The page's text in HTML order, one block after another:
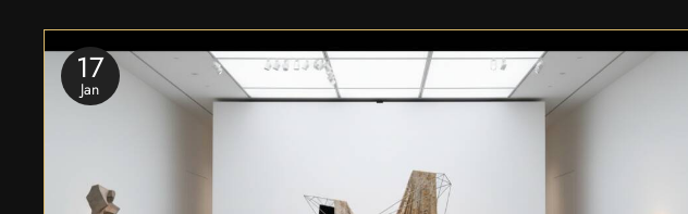
17
Jan